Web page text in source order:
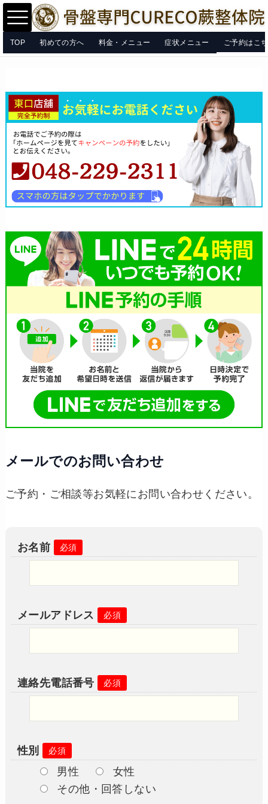
TOP 初めての方へ 料金・メニュー 症状メニュー ご予約はこ
メールでのお問い合わせ
ご予約・ご相談等お気軽にお問い合わせください。
お名前 必須
メールアドレス 必須
連絡先電話番号 必須
性別 必須
男性
女性
その他・回答しない